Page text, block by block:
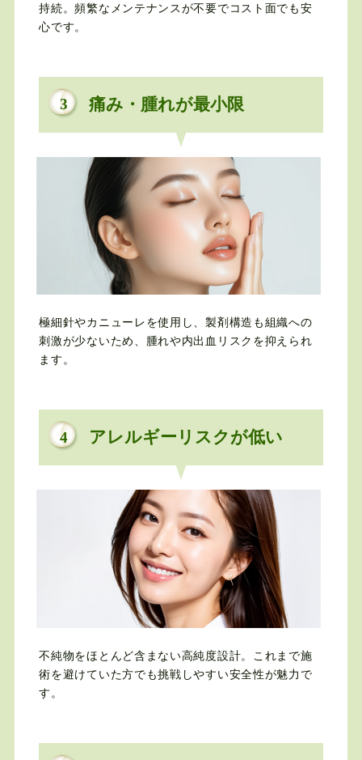
持続。頻繁なメンテナンスが不要でコスト面でも安
心です。
3 痛み・腫れが最小限
極細針やカニューレを使用し、製剤構造も組織への
刺激が少ないため、腫れや内出血リスクを抑えられ
ます。
4 アレルギーリスクが低い
不純物をほとんど含まない高純度設計。これまで施
術を避けていた方でも挑戦しやすい安全性が魅力で
す。